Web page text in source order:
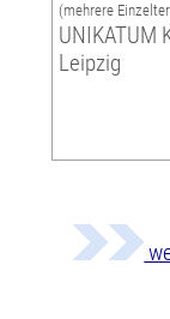
(mehrere
UNIKATUM
Leipzig